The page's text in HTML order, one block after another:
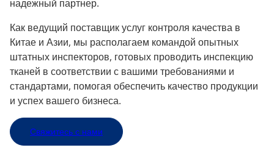
надежный партнер.
Как ведущий поставщик услуг контроля качества в
Китае и Азии, мы располагаем командой опытных
штатных инспекторов, готовых проводить инспекцию
тканей в соответствии с вашими требованиями и
стандартами, помогая обеспечить качество продукции
и успех вашего бизнеса.
Свяжитесь с нами